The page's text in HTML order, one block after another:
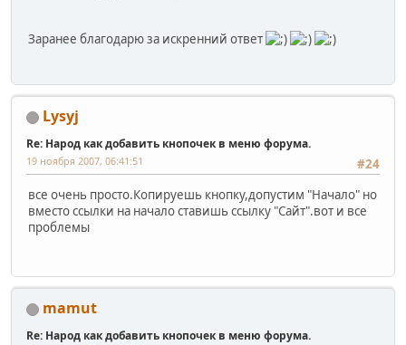
Заранее благодарю за искренний ответ
Lysyj
Re: Народ как добавить кнопочек в меню форума.
#24
19 ноября 2007, 06:41:51
все очень просто.Копируешь кнопку,допустим "Начало" но
вместо ссылки на начало ставишь ссылку "Сайт".вот и все
проблемы
mamut
Re: Народ как добавить кнопочек в меню форума.